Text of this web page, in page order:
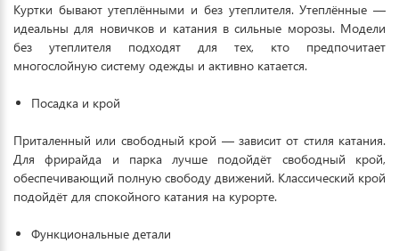
Куртки бывают утеплёнными и без утеплителя. Утеплённые —
идеальны для новичков и катания в сильные морозы. Модели
без утеплителя подходят для тех, кто предпочитает
многослойную систему одежды и активно катается.
Посадка и крой
Приталенный или свободный крой — зависит от стиля катания.
Для фрирайда и парка лучше подойдёт свободный крой,
обеспечивающий полную свободу движений. Классический крой
подойдёт для спокойного катания на курорте.
Функциональные детали